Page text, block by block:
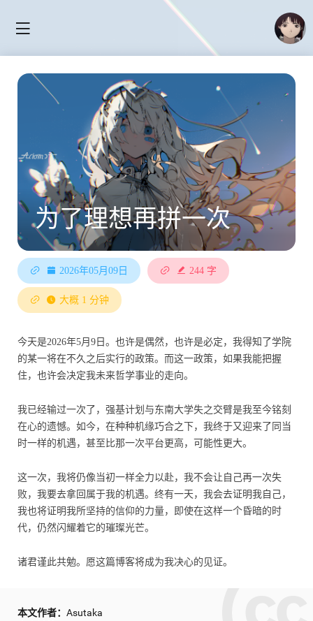
为了理想再拼一次
2026年05月09日 244 字
大概 1 分钟
今天是2026年5月9日。也许是偶然，也许是必定，我得知了学院
的某一将在不久之后实行的政策。而这一政策，如果我能把握
住，也许会决定我未来哲学事业的走向。
我已经输过一次了，强基计划与东南大学失之交臂是我至今铭刻
在心的遗憾。如今，在种种机缘巧合之下，我终于又迎来了同当
时一样的机遇，甚至比那一次平台更高，可能性更大。
这一次，我将仍像当初一样全力以赴，我不会让自己再一次失
败，我要去拿回属于我的机遇。终有一天，我会去证明我自己，
我也将证明我所坚持的信仰的力量，即使在这样一个昏暗的时
代，仍然闪耀着它的璀璨光芒。
诸君谨此共勉。愿这篇博客将成为我决心的见证。
本文作者： Asutaka